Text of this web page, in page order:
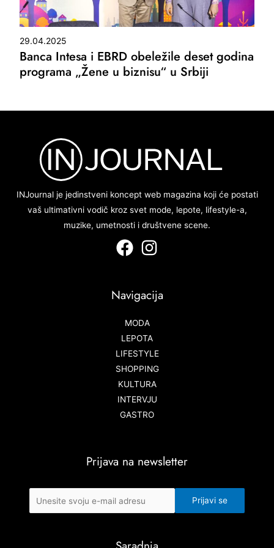
29.04.2025
Banca Intesa i EBRD obeležile deset godina
programa „Žene u biznisu“ u Srbiji
INJournal je jedinstveni koncept web magazina koji će postati
vaš ultimativni vodič kroz svet mode, lepote, lifestyle-a,
muzike, umetnosti i društvene scene.
Navigacija
MODA
LEPOTA
LIFESTYLE
SHOPPING
KULTURA
INTERVJU
GASTRO
Prijava na newsletter